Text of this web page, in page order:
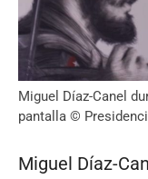
Miguel Díaz-Canel
pantalla ©
Miguel Díaz-